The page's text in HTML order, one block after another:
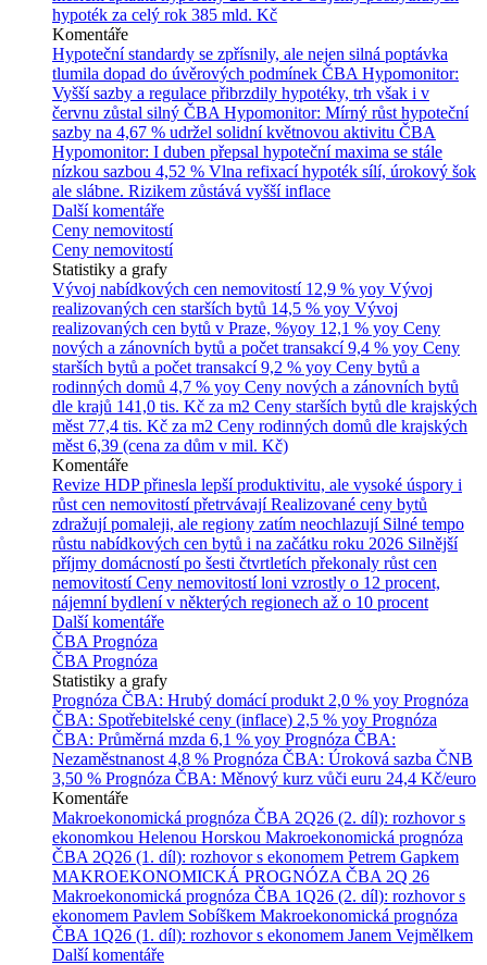
hypoték za celý rok 385 mld. Kč
Komentáře
Hypoteční standardy se zpřísnily, ale nejen silná poptávka
tlumila dopad do úvěrových podmínek ČBA Hypomonitor:
Vyšší sazby a regulace přibrzdily hypotéky, trh však i v
červnu zůstal silný ČBA Hypomonitor: Mírný růst hypoteční
sazby na 4,67 % udržel solidní květnovou aktivitu ČBA
Hypomonitor: I duben přepsal hypoteční maxima se stále
nízkou sazbou 4,52 % Vlna refixací hypoték sílí, úrokový šok
ale slábne. Rizikem zůstává vyšší inflace
Další komentáře
Ceny nemovitostí
Ceny nemovitostí
Statistiky a grafy
Vývoj nabídkových cen nemovitostí 12,9 % yoy Vývoj
realizovaných cen starších bytů 14,5 % yoy Vývoj
realizovaných cen bytů v Praze, %yoy 12,1 % yoy Ceny
nových a zánovních bytů a počet transakcí 9,4 % yoy Ceny
starších bytů a počet transakcí 9,2 % yoy Ceny bytů a
rodinných domů 4,7 % yoy Ceny nových a zánovních bytů
dle krajů 141,0 tis. Kč za m2 Ceny starších bytů dle krajských
měst 77,4 tis. Kč za m2 Ceny rodinných domů dle krajských
měst 6,39 (cena za dům v mil. Kč)
Komentáře
Revize HDP přinesla lepší produktivitu, ale vysoké úspory i
růst cen nemovitostí přetrvávají Realizované ceny bytů
zdražují pomaleji, ale regiony zatím neochlazují Silné tempo
růstu nabídkových cen bytů i na začátku roku 2026 Silnější
příjmy domácností po šesti čtvrtletích překonaly růst cen
nemovitostí Ceny nemovitostí loni vzrostly o 12 procent,
nájemní bydlení v některých regionech až o 10 procent
Další komentáře
ČBA Prognóza
ČBA Prognóza
Statistiky a grafy
Prognóza ČBA: Hrubý domácí produkt 2,0 % yoy Prognóza
ČBA: Spotřebitelské ceny (inflace) 2,5 % yoy Prognóza
ČBA: Průměrná mzda 6,1 % yoy Prognóza ČBA:
Nezaměstnanost 4,8 % Prognóza ČBA: Úroková sazba ČNB
3,50 % Prognóza ČBA: Měnový kurz vůči euru 24,4 Kč/euro
Komentáře
Makroekonomická prognóza ČBA 2Q26 (2. díl): rozhovor s
ekonomkou Helenou Horskou Makroekonomická prognóza
ČBA 2Q26 (1. díl): rozhovor s ekonomem Petrem Gapkem
MAKROEKONOMICKÁ PROGNÓZA ČBA 2Q 26
Makroekonomická prognóza ČBA 1Q26 (2. díl): rozhovor s
ekonomem Pavlem Sobíškem Makroekonomická prognóza
ČBA 1Q26 (1. díl): rozhovor s ekonomem Janem Vejmělkem
Další komentáře